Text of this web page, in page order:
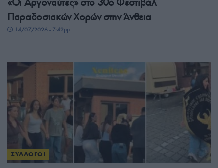
Παραδοσιακών Χορών στην Άνθεια
14/07/2026 - 7:42μμ
ΣΥΛΛΟΓΟΙ